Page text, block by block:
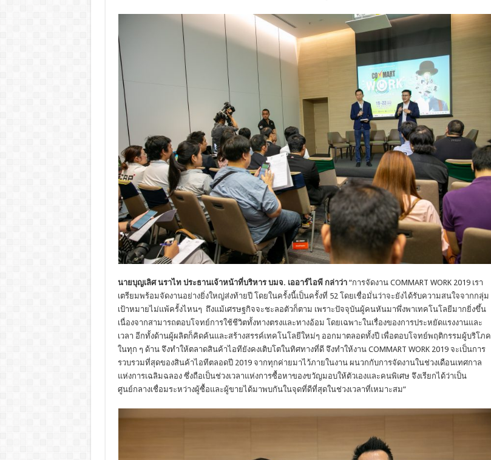
นายบุญเลิศ นราไท ประธานเจ้าหน้าที่บริหาร บมจ. เออาร์ไอพี กล่าว่า “การจัดงาน COMMART WORK 2019 เรา
เตรียมพร้อมจัดงานอย่างยิ่งใหญ่ส่งท้ายปี โดยในครั้งนี้เป็นครั้งที่ 52 โดยเชื่อมั่นว่าจะยังได้รับความสนใจจากกลุ่ม
เป้าหมายไม่แพ้ครั้งไหนๆ ถึงแม้เศรษฐกิจจะชะลอตัวก็ตาม เพราะปัจจุบันผู้คนหันมาพึ่งพาเทคโนโลยีมากยิ่งขึ้น
เนื่องจากสามารถตอบโจทย์การใช้ชีวิตทั้งทางตรงและทางอ้อม โดยเฉพาะในเรื่องของการประหยัดแรงงานและ
เวลา อีกทั้งด้านผู้ผลิตก็คิดค้นและสร้างสรรค์เทคโนโลยีใหม่ๆ ออกมาตลอดทั้งปี เพื่อตอบโจทย์พฤติกรรมผู้บริโภค
ในทุก ๆ ด้าน จึงทำให้ตลาดสินค้าไอทียังคงเติบโตในทิศทางที่ดี จึงทำให้งาน COMMART WORK 2019 จะเป็นการ
รวบรวมที่สุดของสินค้าไอทีตลอดปี 2019 จากทุกค่ายมาไว้ภายในงาน ผนวกกับการจัดงานในช่วงเดือนเทศกาล
แห่งการเฉลิมฉลอง ซึ่งถือเป็นช่วงเวลาแห่งการซื้อหาของขวัญมอบให้ตัวเองและคนพิเศษ จึงเรียกได้ว่าเป็น
ศูนย์กลางเชื่อมระหว่างผู้ซื้อและผู้ขายได้มาพบกันในจุดที่ดีที่สุดในช่วงเวลาที่เหมาะสม”